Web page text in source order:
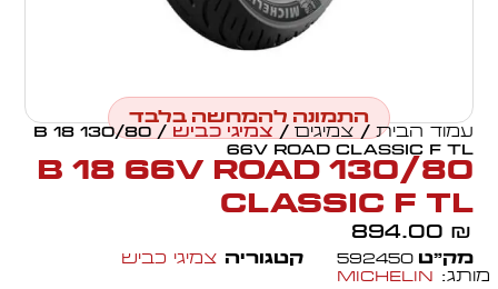
התמונה להמחשה בלבד
עמוד הבית/ צמיגים / צמיגי כביש
/ 130/80 B 18
66V ROAD CLASSIC F TL
130/80 B 18 66V ROAD
CLASSIC F TL
894.00 ₪
מק״ט592450 קטגוריה צמיגי כביש
מותג: Michelin